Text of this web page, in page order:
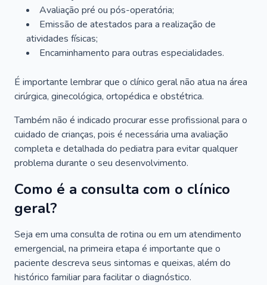
Avaliação pré ou pós-operatória;
Emissão de atestados para a realização de
atividades físicas;
Encaminhamento para outras especialidades.
É importante lembrar que o clínico geral não atua na área
cirúrgica, ginecológica, ortopédica e obstétrica.
Também não é indicado procurar esse profissional para o
cuidado de crianças, pois é necessária uma avaliação
completa e detalhada do pediatra para evitar qualquer
problema durante o seu desenvolvimento.
Como é a consulta com o clínico
geral?
Seja em uma consulta de rotina ou em um atendimento
emergencial, na primeira etapa é importante que o
paciente descreva seus sintomas e queixas, além do
histórico familiar para facilitar o diagnóstico.